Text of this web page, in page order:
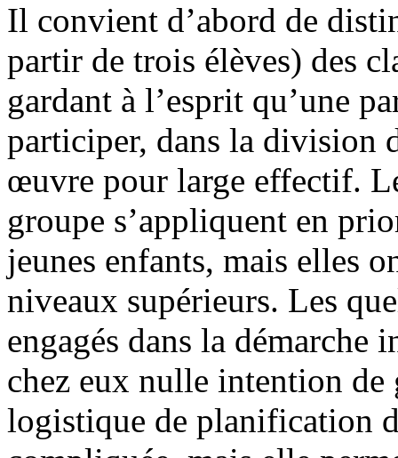
Il convient d’abord de
partir de trois élèves) des
gardant à l’esprit qu’une
participer, dans la division
œuvre pour large effectif.
groupe s’appliquent en
jeunes enfants, mais elles
niveaux supérieurs. Les
engagés dans la démarche
chez eux nulle intention
logistique de planification